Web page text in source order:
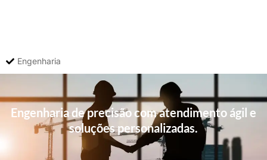
Engenharia
Engenharia de precisão com atendimento ágil e
soluções personalizadas.